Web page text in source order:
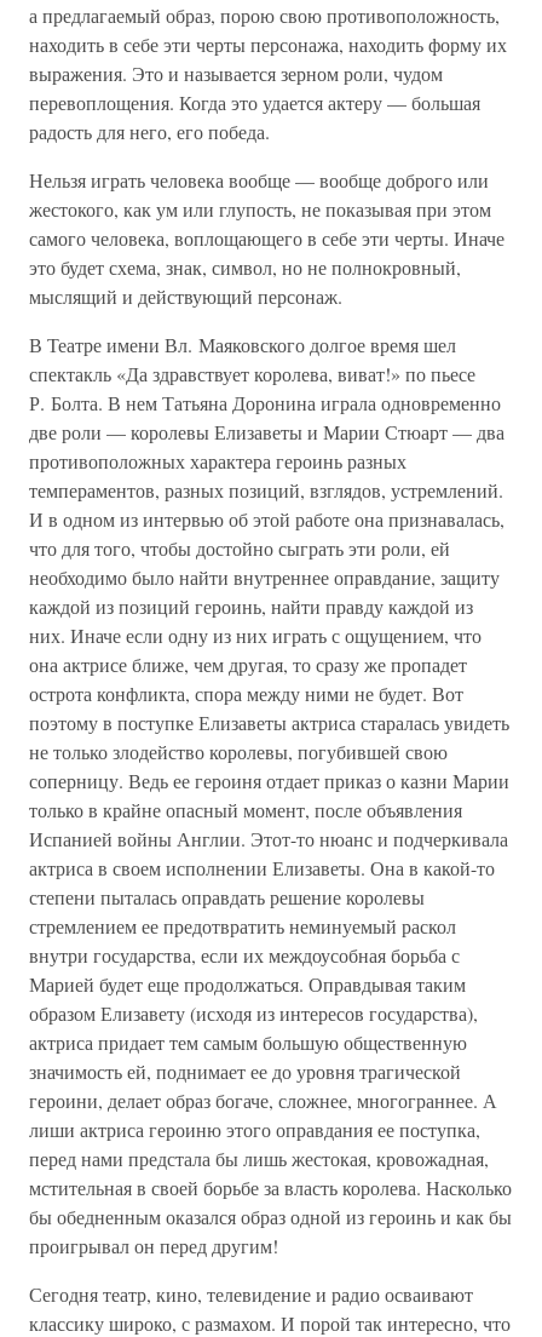
а предлагаемый образ, порою свою противоположность,
находить в себе эти черты персонажа, находить форму их
выражения. Это и называется зерном роли, чудом
перевоплощения. Когда это удается актеру — большая
радость для него, его победа.
Нельзя играть человека вообще — вообще доброго или
жестокого, как ум или глупость, не показывая при этом
самого человека, воплощающего в себе эти черты. Иначе
это будет схема, знак, символ, но не полнокровный,
мыслящий и действующий персонаж.
В Театре имени Вл. Маяковского долгое время шел
спектакль «Да здравствует королева, виват!» по пьесе
Р. Болта. В нем Татьяна Доронина играла одновременно
две роли — королевы Елизаветы и Марии Стюарт — два
противоположных характера героинь разных
темпераментов, разных позиций, взглядов, устремлений.
И в одном из интервью об этой работе она признавалась,
что для того, чтобы достойно сыграть эти роли, ей
необходимо было найти внутреннее оправдание, защиту
каждой из позиций героинь, найти правду каждой из
них. Иначе если одну из них играть с ощущением, что
она актрисе ближе, чем другая, то сразу же пропадет
острота конфликта, спора между ними не будет. Вот
поэтому в поступке Елизаветы актриса старалась увидеть
не только злодейство королевы, погубившей свою
соперницу. Ведь ее героиня отдает приказ о казни Марии
только в крайне опасный момент, после объявления
Испанией войны Англии. Этот-то нюанс и подчеркивала
актриса в своем исполнении Елизаветы. Она в какой-то
степени пыталась оправдать решение королевы
стремлением ее предотвратить неминуемый раскол
внутри государства, если их междоусобная борьба с
Марией будет еще продолжаться. Оправдывая таким
образом Елизавету (исходя из интересов государства),
актриса придает тем самым большую общественную
значимость ей, поднимает ее до уровня трагической
героини, делает образ богаче, сложнее, многограннее. А
лиши актриса героиню этого оправдания ее поступка,
перед нами предстала бы лишь жестокая, кровожадная,
мстительная в своей борьбе за власть королева. Насколько
бы обедненным оказался образ одной из героинь и как бы
проигрывал он перед другим!
Сегодня театр, кино, телевидение и радио осваивают
классику широко, с размахом. И порой так интересно, что